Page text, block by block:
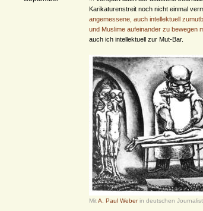
Karikaturenstreit noch nicht einmal
angemessene, auch intellektuell
und Muslime aufeinander zu bewegen
auch ich intellektuell zur Mut-Bar.
MitA. Paul Weberin deutschen